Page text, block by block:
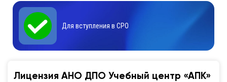
Для вступления в СРО
Лицензия АНО ДПО Учебный центр «АПК»